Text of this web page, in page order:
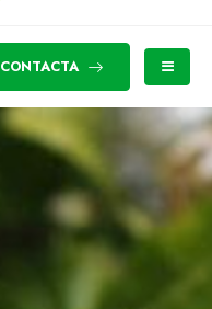
CONTACTA